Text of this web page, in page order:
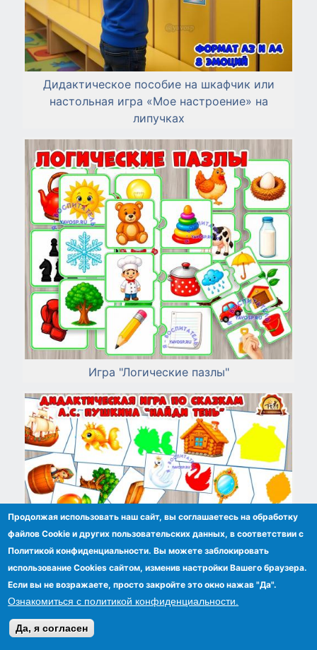
Дидактическое пособие на шкафчик или
настольная игра «Мое настроение» на
липучках
Игра "Логические пазлы"
Игра по сказками А.С. Пушкина "Найди тень"
Продолжая использовать наш сайт, вы соглашаетесь на обработку
файлов Сookie и других пользовательских данных, в соответствии с
Политикой конфиденциальности. Вы можете заблокировать
использование Cookies сайтом, изменив настройки Вашего браузера.
Если вы не возражаете, просто закройте это окно нажав "Да".
Ознакомиться с политикой конфиденциальности.
Да, я согласен